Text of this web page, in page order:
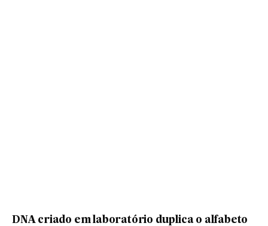
DNA criado em laboratório duplica o alfabeto